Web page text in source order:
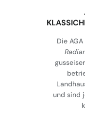
Die
und sind